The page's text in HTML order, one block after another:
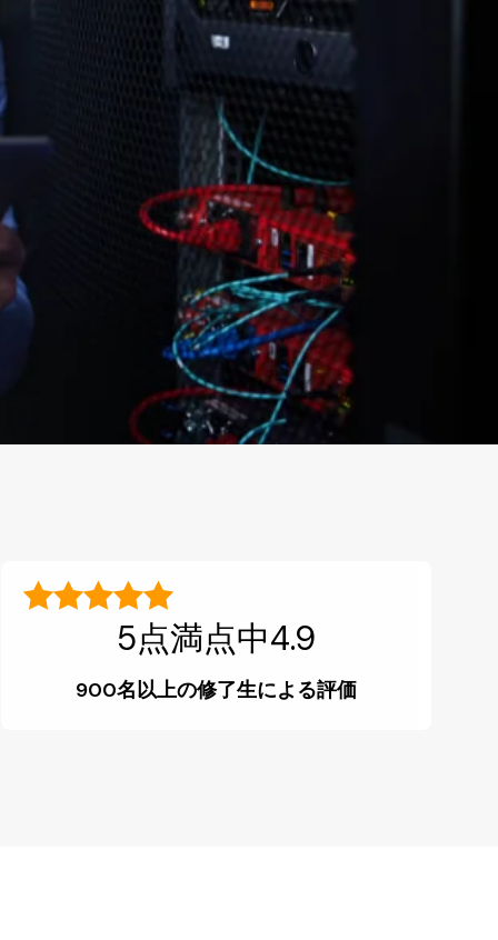
5点満点中4.9
900名以上の修了生による評価